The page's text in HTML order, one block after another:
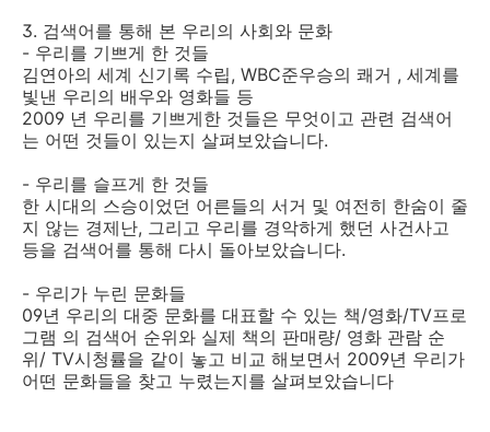
3. 검색어를 통해 본 우리의 사회와 문화
- 우리를 기쁘게 한 것들
김연아의 세계 신기록 수립, WBC준우승의 쾌거 , 세계를
빛낸 우리의 배우와 영화들 등
2009 년 우리를 기쁘게한 것들은 무엇이고 관련 검색어
는 어떤 것들이 있는지 살펴보았습니다.
- 우리를 슬프게 한 것들
한 시대의 스승이었던 어른들의 서거 및 여전히 한숨이 줄
지 않는 경제난, 그리고 우리를 경악하게 했던 사건사고
등을 검색어를 통해 다시 돌아보았습니다.
- 우리가 누린 문화들
09년 우리의 대중 문화를 대표할 수 있는 책/영화/TV프로
그램 의 검색어 순위와 실제 책의 판매량/ 영화 관람 순
위/ TV시청률을 같이 놓고 비교 해보면서 2009년 우리가
어떤 문화들을 찾고 누렸는지를 살펴보았습니다